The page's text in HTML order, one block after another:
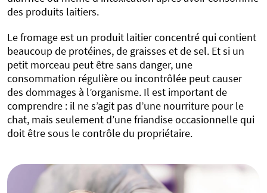
des produits laitiers.
Le fromage est un produit laitier concentré qui contient
beaucoup de protéines, de graisses et de sel. Et si un
petit morceau peut être sans danger, une
consommation régulière ou incontrôlée peut causer
des dommages à l’organisme. Il est important de
comprendre : il ne s’agit pas d’une nourriture pour le
chat, mais seulement d’une friandise occasionnelle qui
doit être sous le contrôle du propriétaire.